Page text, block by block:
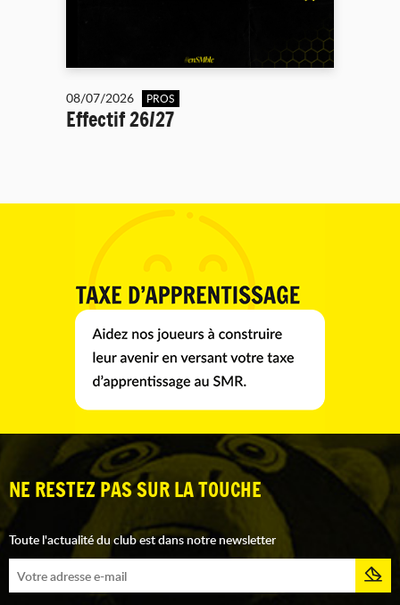
08/07/2026 PROS
Effectif 26/27
NE RESTEZ PAS SUR LA TOUCHE
Toute l'actualité du club est dans notre newsletter